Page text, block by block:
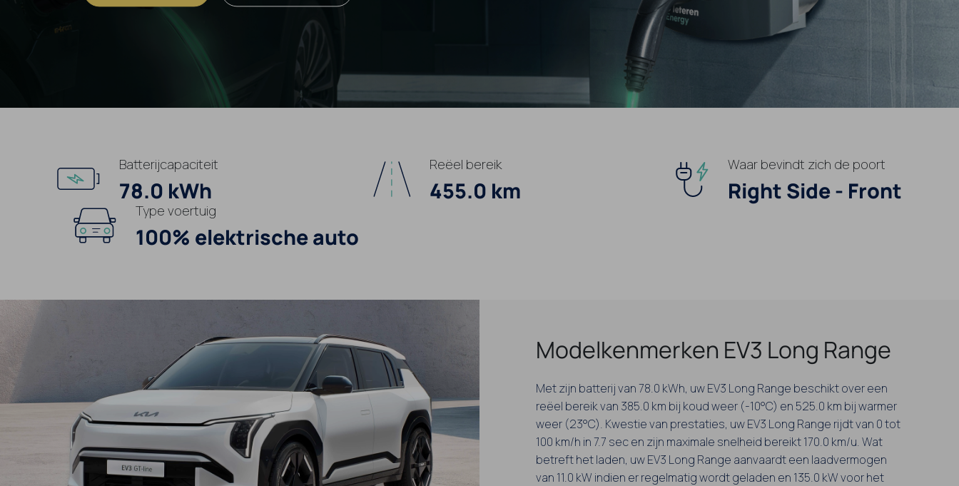
Batterijcapaciteit
78.0 kWh
Reëel bereik
455.0 km
Waar bevindt zich de poort
Right Side - Front
Type voertuig
100% elektrische auto
Modelkenmerken EV3 Long Range
Met zijn batterij van 78.0 kWh, uw EV3 Long Range beschikt over een
reëel bereik van 385.0 km bij koud weer (-10°C) en 525.0 km bij warmer
weer (23°C). Kwestie van prestaties, uw EV3 Long Range rijdt van 0 tot
100 km/h in 7.7 sec en zijn maximale snelheid bereikt 170.0 km/u. Wat
betreft het laden, uw EV3 Long Range aanvaardt een laadvermogen
van 11.0 kW indien er regelmatig wordt geladen en 135.0 kW voor het